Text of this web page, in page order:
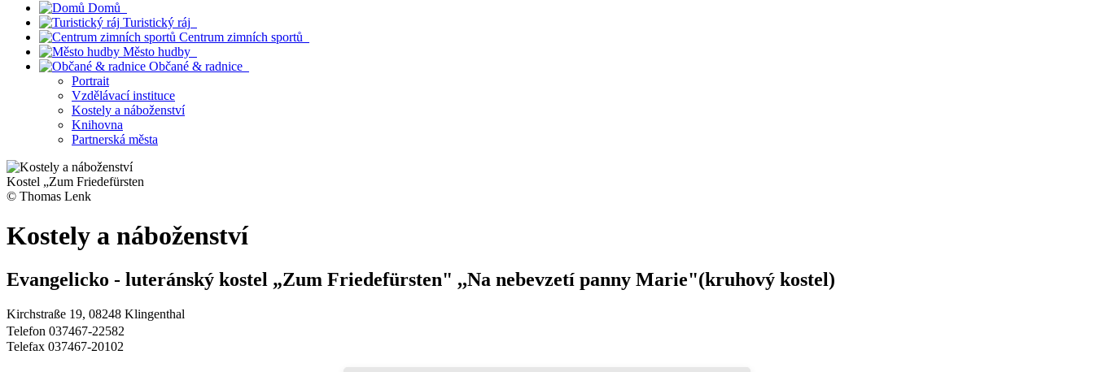
Domů
Turistický ráj
Centrum zimních sportů
Město hudby
Občané & radnice
Portrait
Vzdělávací instituce
Kostely a náboženství
Knihovna
Partnerská města
Kostel „Zum Friedefürsten
© Thomas Lenk
Kostely a náboženství
Evangelicko - luteránský kostel „Zum Friedefürsten" ,,Na nebevzetí panny Marie"(kruhový kostel)
Kirchstraße 19, 08248 Klingenthal
Telefon 037467-22582
Telefax 037467-20102